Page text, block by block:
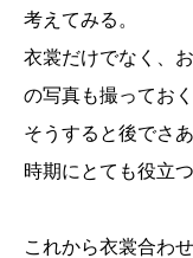
考えてみる。
衣裳だけでなく、
の写真も撮っておく
そうすると後でさ
時期にとても役立
これから衣裳合わ